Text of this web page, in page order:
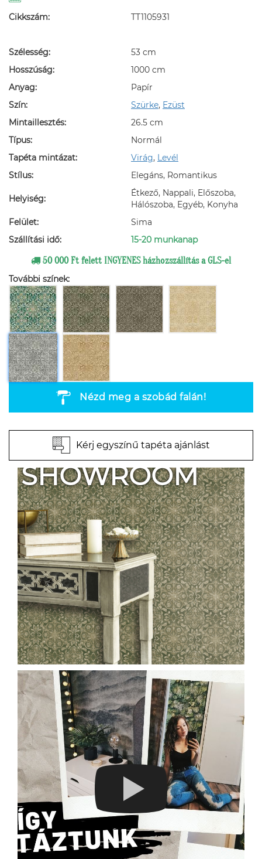
Cikkszám: TT1105931
Szélesség:
53 cm
Hosszúság:
1000 cm
Anyag:
Papír
Szín:
Szürke, Ezüst
Mintaillesztés:
26.5 cm
Típus:
Normál
Tapéta mintázat:
Virág, Levél
Stílus:
Elegáns, Romantikus
Helyiség:
Étkező, Nappali, Előszoba,
Hálószoba, Egyéb, Konyha
Felület:
Sima
Szállítási idő:
15-20 munkanap
50 000 Ft felett INGYENES házhozszállítás a GLS-el
További színek:
Nézd meg a szobád falán!
Kérj egyszínű tapéta ajánlást
SHOWROOM